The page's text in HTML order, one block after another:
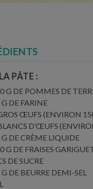
PÂTE :
G DE POMMES DE
G DE FARINE
ŒUFS (ENVIRON
D’ŒUFS
G DE CRÈME LIQUIDE
G DE FRAISES
DE SUCRE
DE BEURRE DEMI-SEL